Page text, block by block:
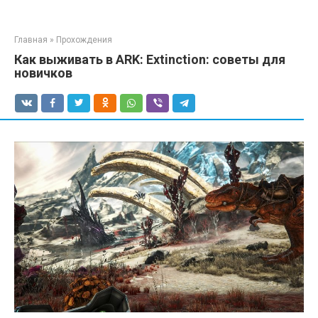
Главная » Прохождения
Как выживать в ARK: Extinction: советы для
новичков